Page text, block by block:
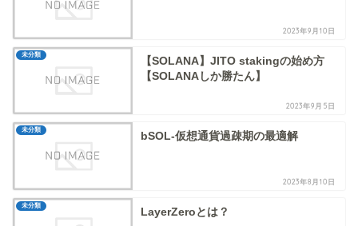
2023年9月10日
未分類
【SOLANA】JITO stakingの始め方
【SOLANAしか勝たん】
2023年9月5日
未分類 bSOL-仮想通貨過疎期の最適解
2023年8月10日
未分類 LayerZeroとは？